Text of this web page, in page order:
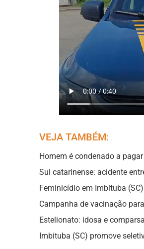
VEJA TAMBÉM:
Homem é condenado a
Sul catarinense: acidente
Feminicídio em Imbituba
Campanha de vacinação
Estelionato: idosa e
Imbituba (SC) promove